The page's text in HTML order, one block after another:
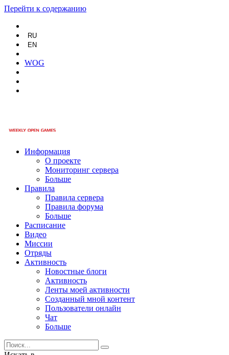
Перейти к содержанию
RU
EN
WOG
Информация
О проекте
Мониторинг сервера
Больше
Правила
Правила сервера
Правила форума
Больше
Расписание
Видео
Миссии
Отряды
Активность
Новостные блоги
Активность
Ленты моей активности
Созданный мной контент
Пользователи онлайн
Чат
Больше